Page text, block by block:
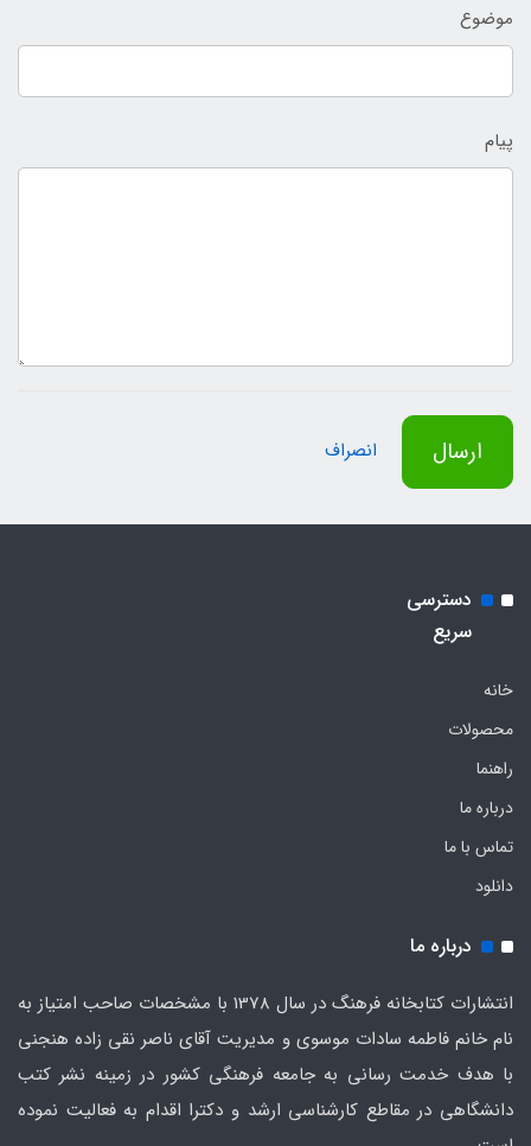
موضوع
پیام
ارسال انصراف
دسترسی
سریع
خانه
محصولات
راهنما
درباره ما
تماس با ما
دانلود
درباره ما
انتشارات کتابخانه فرهنگ در سال 1378 با مشخصات صاحب امتیاز به
نام خانم فاطمه سادات موسوی و مدیریت آقای ناصر نقی زاده هنجنی
با هدف خدمت رسانی به جامعه فرهنگی کشور در زمینه نشر کتب
دانشگاهی در مقاطع کارشناسی ارشد و دکترا اقدام به فعالیت نموده